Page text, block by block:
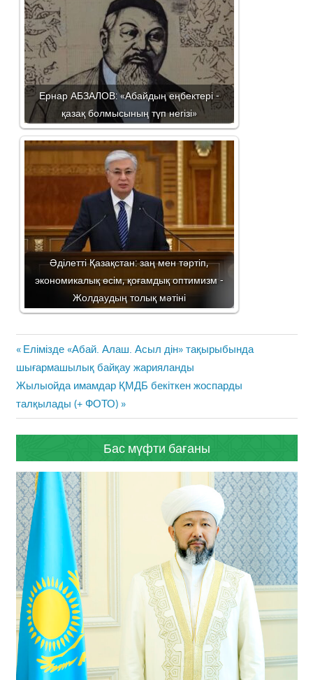
Ернар АБЗАЛОВ: «Абайдың еңбектері -
қазақ болмысының түп негізі»
Әділетті Қазақстан: заң мен тәртіп,
экономикалық өсім, қоғамдық оптимизм -
Жолдаудың толық мәтіні
Жазба
навигациясы
Previous
Post:
Елімізде «Абай. Алаш. Асыл дін» тақырыбында
шығармашылық байқау жарияланды
Next
Post:
Жылыойда имамдар ҚМДБ бекіткен жоспарды
талқылады (+ ФОТО)
Бас мүфти бағаны